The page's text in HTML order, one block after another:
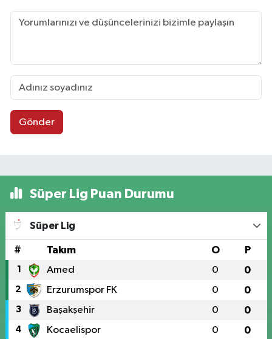
Gönder
Süper Lig Puan Durumu
Süper Lig
# Takım O P
1 Amed 0 0
2 Erzurumspor FK 0 0
3 Başakşehir 0 0
4 Kocaelispor 0 0